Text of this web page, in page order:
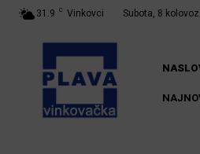
31.9 C Vinkovci Subota, 8